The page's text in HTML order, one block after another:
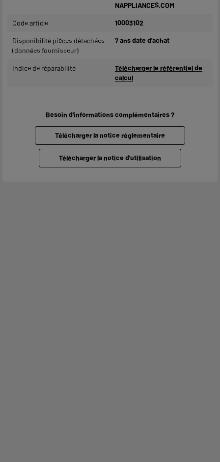
NAPPLIANCES.COM
Code article 10003102
Disponibilité pièces détachées
(données fournisseur)
7 ans date d'achat
Indice de réparabilité
Télécharger le référentiel de
calcul
Besoin d'informations complémentaires ?
Télécharger la notice réglementaire
Télécharger la notice d'utilisation